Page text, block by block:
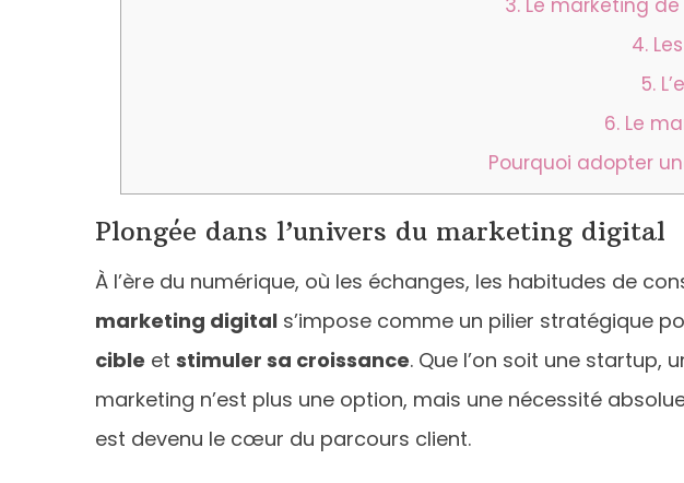
3. Le marketing
4.
5.
6. Le
Pourquoi adopter
Plongée dans l’univers du marketing digital
À l’ère du numérique, où les échanges, les habitudes de
marketing digital s’impose comme un pilier stratégique
cible et stimuler sa croissance. Que l’on soit une startup,
marketing n’est plus une option, mais une nécessité
est devenu le cœur du parcours client.